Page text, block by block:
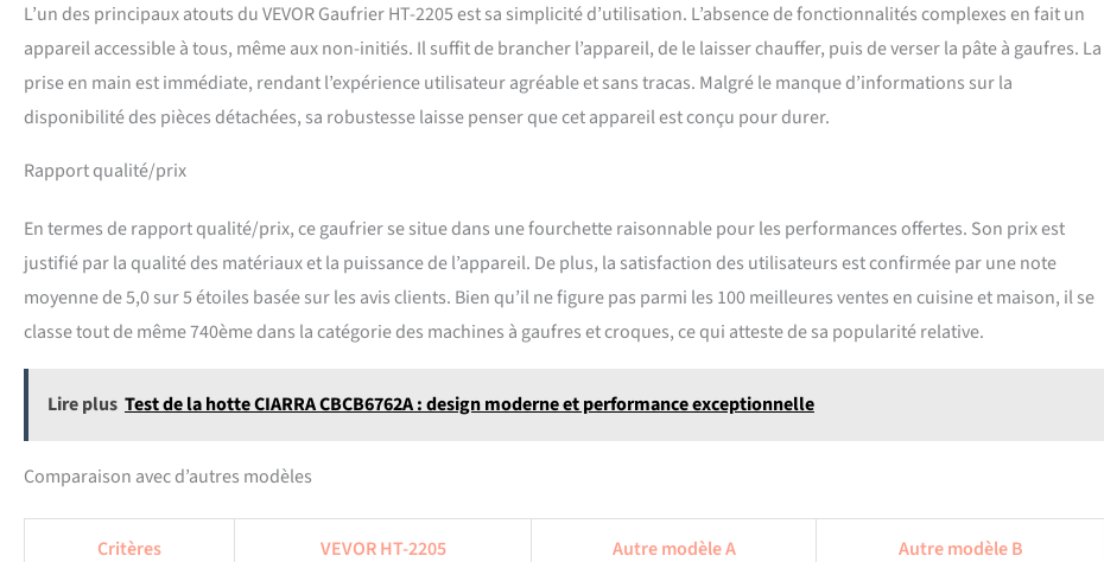
L’un des principaux atouts du VEVOR Gaufrier HT-2205 est sa simplicité d’utilisation. L’absence de fonctionnalités complexes en fait un
appareil accessible à tous, même aux non-initiés. Il suffit de brancher l’appareil, de le laisser chauffer, puis de verser la pâte à gaufres. La
prise en main est immédiate, rendant l’expérience utilisateur agréable et sans tracas. Malgré le manque d’informations sur la
disponibilité des pièces détachées, sa robustesse laisse penser que cet appareil est conçu pour durer.
Rapport qualité/prix
En termes de rapport qualité/prix, ce gaufrier se situe dans une fourchette raisonnable pour les performances offertes. Son prix est
justifié par la qualité des matériaux et la puissance de l’appareil. De plus, la satisfaction des utilisateurs est confirmée par une note
moyenne de 5,0 sur 5 étoiles basée sur les avis clients. Bien qu’il ne figure pas parmi les 100 meilleures ventes en cuisine et maison, il se
classe tout de même 740ème dans la catégorie des machines à gaufres et croques, ce qui atteste de sa popularité relative.
Lire plus Test de la hotte CIARRA CBCB6762A : design moderne et performance exceptionnelle
Comparaison avec d’autres modèles
Critères VEVOR HT-2205 Autre modèle A Autre modèle B